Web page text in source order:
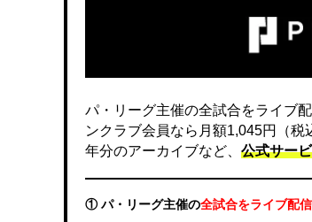
パ・リーグ主催の全試合をライブ
ンクラブ会員なら月額1,045円（
年分のアーカイブなど、 公式サー
① パ・リーグ主催の全試合をライブ配